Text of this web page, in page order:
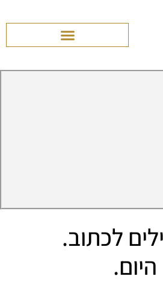
לכתוב.
היום.